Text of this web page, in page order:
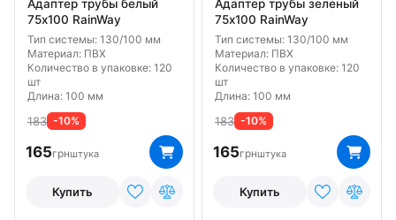
Адаптер трубы белый
75х100 RainWay
Тип системы: 130/100 мм
Материал: ПВХ
Количество в упаковке: 120
шт
Длина: 100 мм
183 -10%
165грнштука
Купить
Адаптер трубы зеленый
75х100 RainWay
Тип системы: 130/100 мм
Материал: ПВХ
Количество в упаковке: 120
шт
Длина: 100 мм
183 -10%
165грнштука
Купить